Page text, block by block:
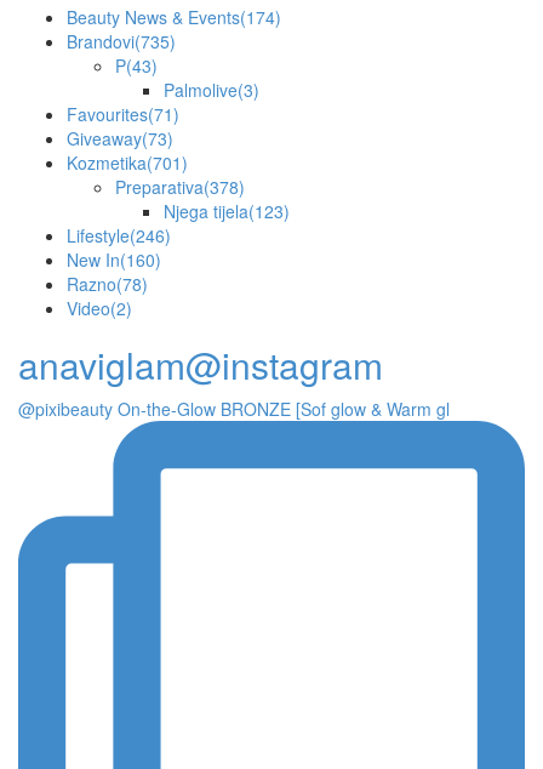
Beauty News & Events(174)
Brandovi(735)
P(43)
Palmolive(3)
Favourites(71)
Giveaway(73)
Kozmetika(701)
Preparativa(378)
Njega tijela(123)
Lifestyle(246)
New In(160)
Razno(78)
Video(2)
anaviglam@instagram
@pixibeauty On-the-Glow BRONZE [Sof glow & Warm gl